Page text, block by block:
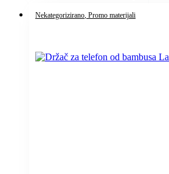
Nekategorizirano , Promo materijali